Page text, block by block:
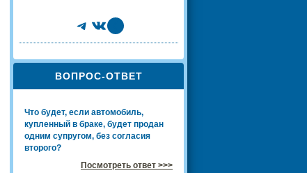
Telegram
VKShare Icon
ВОПРОС-ОТВЕТ
Что будет, если автомобиль,
купленный в браке, будет продан
одним супругом, без согласия
второго?
Посмотреть ответ >>>